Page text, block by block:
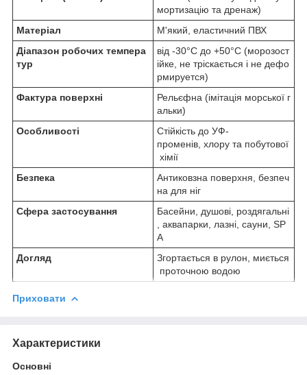
мортизацію та дренаж)
Матеріал
М'який, еластичний ПВХ
Діапазон робочих темпера
тур
від -30°C до +50°C (морозост
ійке, не тріскається і не дефо
рмируется)
Фактура поверхні
Рельєфна (імітація морської г
альки)
Особливості
Стійкість до УФ-
променів, хлору та побутової
хімії
Безпека
Антиковзна поверхня, безпеч
на для ніг
Сфера застосування
Басейни, душові, роздягальні
, аквапарки, лазні, сауни, SP
A
Догляд
Згортається в рулон, миється
проточною водою
Приховати
Характеристики
Основні